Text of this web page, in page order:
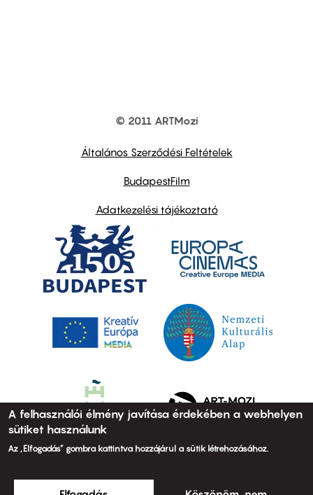
© 2011 ARTMozi
Általános Szerződési Feltételek
BudapestFilm
Adatkezelési tájékoztató
A felhasználói élmény javítása érdekében a webhelyen
sütiket használunk
Az „Elfogadás” gombra kattintva hozzájárul a sütik létrehozásához.